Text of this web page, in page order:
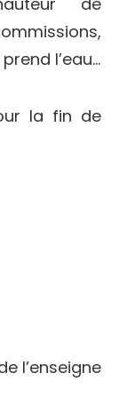
l’eau…
la fin de
l’enseigne